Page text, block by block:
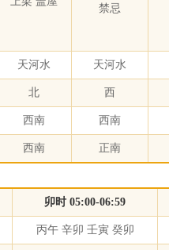
禁忌
天河水 天河水
北 西
西南 西南
西南 正南
卯时 05:00-06:59
丙午 辛卯 壬寅 癸卯